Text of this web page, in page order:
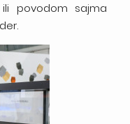
povodom sajma